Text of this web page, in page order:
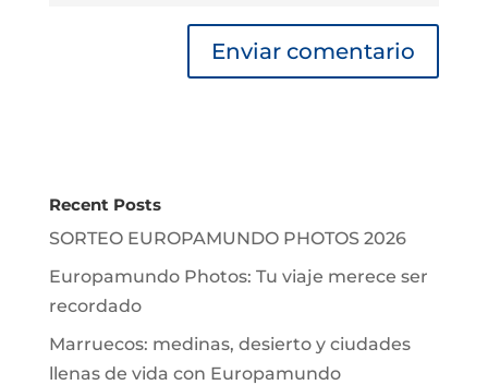
Recent Posts
SORTEO EUROPAMUNDO PHOTOS 2026
Europamundo Photos: Tu viaje merece ser
recordado
Marruecos: medinas, desierto y ciudades
llenas de vida con Europamundo